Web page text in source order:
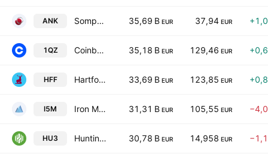
ANK Sompo Holdings,Inc. 35,69 B EUR 37,94 EUR
1QZ Coinbase Global, Inc. Class A 35,18 B EUR 129,46 EUR
HFF Hartford Insurance Group, Inc. 33,69 B EUR 123,85 EUR
I5M Iron Mountain, Inc. 31,31 B EUR 105,55 EUR
HU3 Huntington Bancshares Incorporated 30,78 B EUR 14,958 EUR